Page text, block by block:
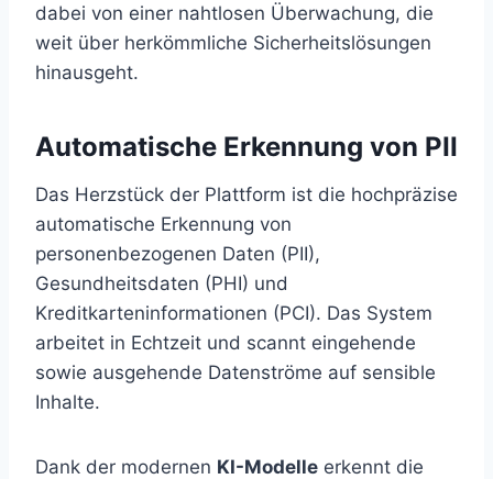
dabei von einer nahtlosen Überwachung, die
weit über herkömmliche Sicherheitslösungen
hinausgeht.
Automatische Erkennung von PII
Das Herzstück der Plattform ist die hochpräzise
automatische Erkennung von
personenbezogenen Daten (PII),
Gesundheitsdaten (PHI) und
Kreditkarteninformationen (PCI). Das System
arbeitet in Echtzeit und scannt eingehende
sowie ausgehende Datenströme auf sensible
Inhalte.
Dank der modernen KI-Modelle erkennt die